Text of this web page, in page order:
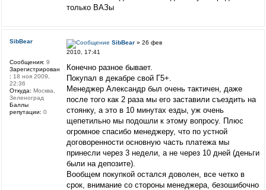
только ВАЗы
SibBear» 26 фев
2010, 17:41
Конечно разное бывает.
Покупал в декабре свой Г5+.
Менеджер Александр был очень тактичен, даже
после того как 2 раза мы его заставили съездить на
стоянку, а это в 10 минутах езды, уж очень
щепетильно мы подошли к этому вопросу. Плюс
огромное спасибо менеджеру, что по устной
договоренности основную часть платежа мы
принесли через 3 недели, а не через 10 дней (деньги
были на депозите).
Вообщем покупкой остался доволен, все четко в
срок, внимание со стороны менеджера, безошибочно
SibBear
Сообщения: 9
Зарегистрирован
: 18 ноя 2009,
22:36
Откуда: Москва,
Зеленоград
Баллы
репутации: 0